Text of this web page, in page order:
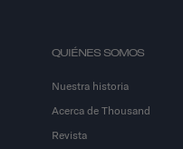
QUIÉNES SOMOS
Nuestra historia
Acerca de Thousand
Revista